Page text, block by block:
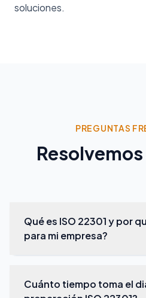
soluciones.
PREGUNTAS
Qué es ISO 22301 y por
para mi empresa?
de gestión de continuidad
Establece los requisitos
Cuánto tiempo toma el